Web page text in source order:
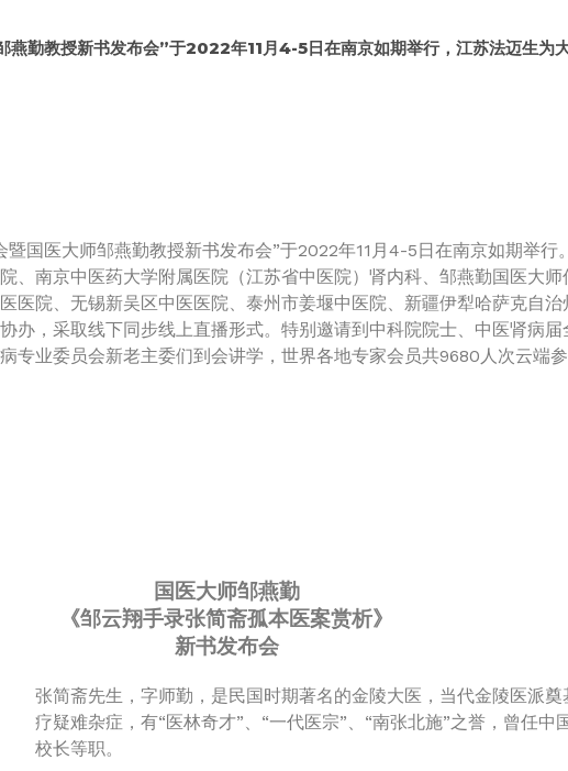
燕勤教授新书发布会”于2022年11月4-5日在南京如期举行，江苏法迈生为
国医大师邹燕勤教授新书发布会”于2022年11月4-5日在南京如期举
、南京中医药大学附属医院（江苏省中医院）肾内科、邹燕勤国医大
医院、无锡新吴区中医医院、泰州市姜堰中医院、新疆伊犁哈萨克自
办，采取线下同步线上直播形式。特别邀请到中科院院士、中医肾病届
专业委员会新老主委们到会讲学，世界各地专家会员共9680人次云端
国医大师邹燕勤
《邹云翔手录张简斋孤本医案赏析》
新书发布会
张简斋先生，字师勤，是民国时期著名的金陵大医，当代金陵医派
疗疑难杂症，有“医林奇才”、“一代医宗”、“南张北施”之誉，曾任
校长等职。